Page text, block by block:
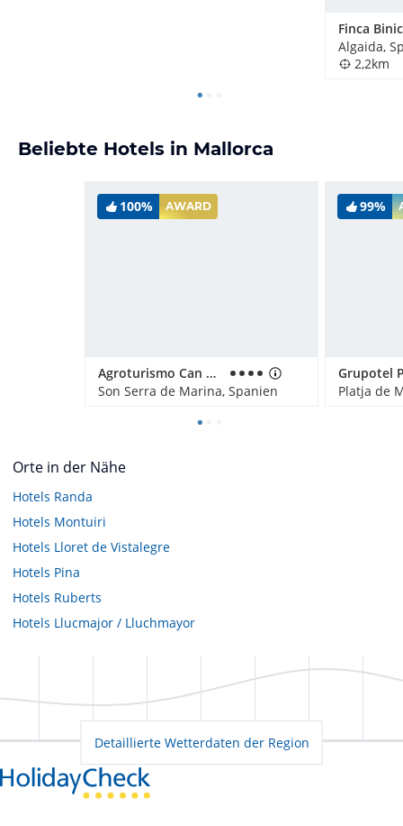
Finca
Algaida,
2,2km
Beliebte Hotels in Mallorca
100% AWARD
Agroturismo Can Pere Rei
Son Serra de Marina, Spanien
99%
Orte in der Nähe
Hotels Randa
Hotels Montuiri
Hotels Lloret de Vistalegre
Hotels Pina
Hotels Ruberts
Hotels Llucmajor / Lluchmayor
Detaillierte Wetterdaten der Region